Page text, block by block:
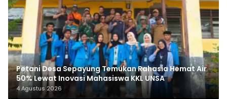
Petani Desa Sepayung Temukan Rahasia Hemat Air
50% Lewat Inovasi Mahasiswa KKL UNSA
4 Agustus 2026